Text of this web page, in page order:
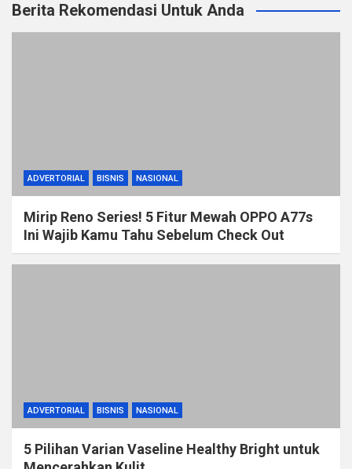
Berita Rekomendasi Untuk Anda
ADVERTORIAL BISNIS NASIONAL
Mirip Reno Series! 5 Fitur Mewah OPPO A77s
Ini Wajib Kamu Tahu Sebelum Check Out
ADVERTORIAL BISNIS NASIONAL
5 Pilihan Varian Vaseline Healthy Bright untuk